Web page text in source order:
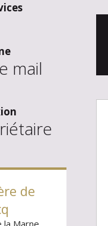
mail
de
la Marne